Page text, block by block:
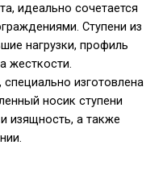
идеально сочетается
Ступени из
нагрузки, профиль
жесткости.
изготовлена
носик ступени
изящность, а также